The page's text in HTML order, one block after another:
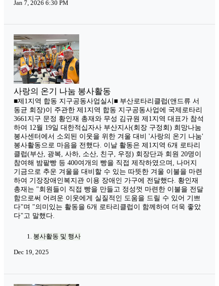
Jan 7, 2026 6:30 PM
사랑의 온기 나눔 봉사활동
■제1지역 합동 지구공동사업실시■ 부산로타리클럽(앤드류 서
동균 회장)이 주관한 제1지역 합동 지구공동사업에 국제로타리
3661지구 문정 황인재 총재와 무성 김규원 제1지역 대표가 참석
하여 12월 19일 대한적십자사 부산지사(회장 구정회) 희망나눔
봉사센터에서 소외된 이웃을 위한 겨울 대비 '사랑의 온기 나눔'
봉사활동으로 마음을 전했다. 이날 활동은 제1지역 6개 로타리
클럽(부산, 광복, 사하, 소산, 친구, 우정) 회장단과 회원 20명이
참여해 밤팥빵 등 400여개의 빵을 직접 제작하였으며, 나머지
기금으로 추운 겨울을 대비할 수 있는 따뜻한 겨울 이불을 마련
하여 기장장애인복지관 이용 장애인 가구에 전달했다. 황인재
총재는 "회원들이 직접 빵을 만들고 정성껏 마련한 이불을 전달
함으로써 어려운 이웃에게 실질적인 도움을 드릴 수 있어 기쁘
다"며 "의미있는 활동을 6개 로타리클럽이 함께하여 더욱 좋았
다"고 말했다.
봉사활동 및 행사
Dec 19, 2025